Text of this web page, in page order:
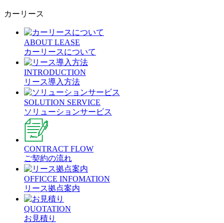
カーリース
ABOUT LEASE
カーリースについて
INTRODUCTION
リース導入方法
SOLUTION SERVICE
ソリューションサービス
CONTRACT FLOW
ご契約の流れ
OFFICCE INFOMATION
リース拠点案内
QUOTATION
お見積り